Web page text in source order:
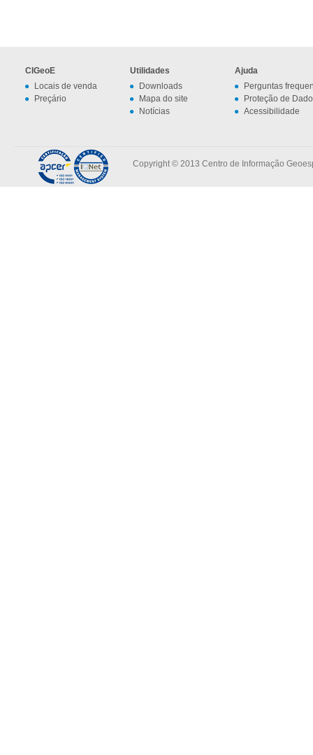
CIGeoE
Locais de venda
Preçário
Utilidades
Downloads
Mapa do site
Notícias
Ajuda
Perguntas
Proteção de
Acessibilidade
Copyright © 2013 Centro de Informação